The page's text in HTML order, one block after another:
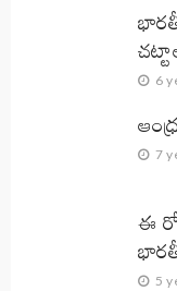
6
7
ఈ
5